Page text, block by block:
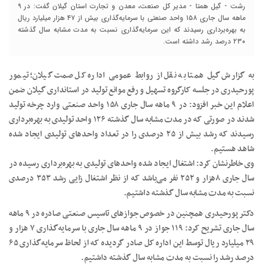
رشت - گیل همتا - مدیر کل صنعت، معدن و تجارت استان گیلان گفت: در ۹
ماهه سال جاری ۱۵۸ واحد صنعتی با سرمایه‌گذاری بیش از ۴۷ هزار میلیارد ریال
به بهره‌برداری رسیدند که این سرمایه‌گذاری نسبت به مدت مشابه سال گذشته
۲۳۰ درصد رشد داشته است.
به گزارش گیل همتا به نقل از روابط عمومی اداره کل صمت گیلان؛ تیمور
پورحیدری در جلسه کارگروه تسهیل و رفع موانع تولید در استانداری گیلان ضمن
اعلام این خبر افزود: در ۹ ماهه سال جاری ۱۵۸ واحد صنعتی وارد چرخه تولید
شدند در صورتی که در مدت مشابه سال گذشته ۱۲۶ واحد تولیدی به بهره‌برداری
رسیدند که رشد بیش از ۲۵ درصدی را در تعداد واحدهای تولیدی ایجاد شده
شاهد هستیم.
وی خاطرنشان کرد: اشتغال ایجاد شده واحدهای تولیدی به بهره‌برداری رسیده در
سال جاری ۸هزار و ۲۵۲ نفر می‌باشد که از نظر اشتغال زایی رشد ۳۵۳ درصدی
نسبت به مدت مشابه سال گذشته داشتیم.
دکتر پورحیدری همچنین در خصوص جوازهای تاسیس صنعتی صادره در ۹ ماهه
سال جاری تشریح کرد: ۱۱۹ جواز در ۹ ماهه سال جاری با سرمایه‌گذاری ۷ هزار و
۲۹ میلیارد ریال توسط این اداره کل صادر گردیده که از لحاظ سرمایه‌گذاری ۶۵
درصد رشد را نسبت به مدت مشابه سال گذشته داشتیم.